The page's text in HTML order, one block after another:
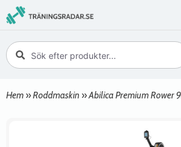
Hem »Roddmaskin »Abilica Premium Rower